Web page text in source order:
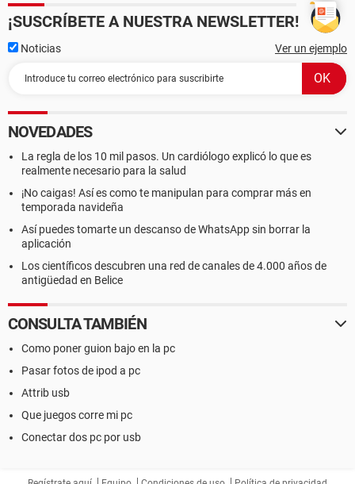
¡SUSCRÍBETE A NUESTRA NEWSLETTER!
Noticias Ver un ejemplo
NOVEDADES
La regla de los 10 mil pasos. Un cardiólogo explicó lo que es
realmente necesario para la salud
¡No caigas! Así es como te manipulan para comprar más en
temporada navideña
Así puedes tomarte un descanso de WhatsApp sin borrar la
aplicación
Los científicos descubren una red de canales de 4.000 años de
antigüedad en Belice
CONSULTA TAMBIÉN
Como poner guion bajo en la pc
Pasar fotos de ipod a pc
Attrib usb
Que juegos corre mi pc
Conectar dos pc por usb